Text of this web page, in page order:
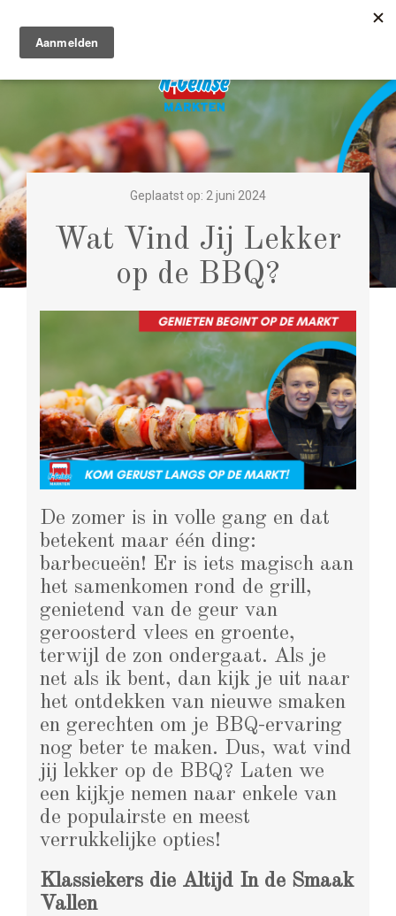
Geplaatst op: 2 juni 2024
Wat Vind Jij Lekker
op de BBQ?
De zomer is in volle gang en dat
betekent maar één ding:
barbecueën! Er is iets magisch aan
het samenkomen rond de grill,
genietend van de geur van
geroosterd vlees en groente,
terwijl de zon ondergaat. Als je
net als ik bent, dan kijk je uit naar
het ontdekken van nieuwe smaken
en gerechten om je BBQ-ervaring
nog beter te maken. Dus, wat vind
jij lekker op de BBQ? Laten we
een kijkje nemen naar enkele van
de populairste en meest
verrukkelijke opties!
Klassiekers die Altijd In de Smaak
Vallen